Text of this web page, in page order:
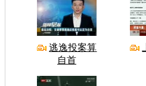
逃逸投案算
自首